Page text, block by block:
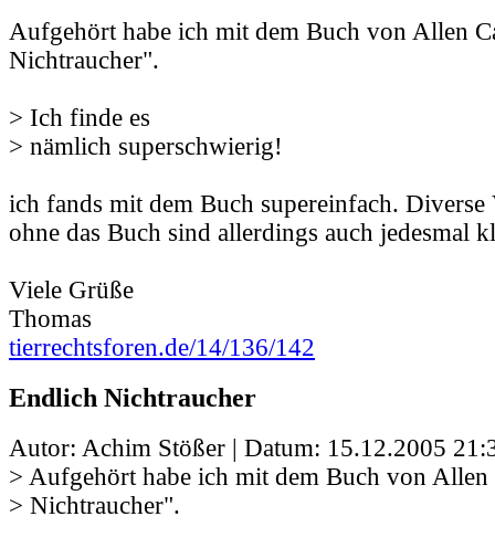
Aufgehört habe ich mit dem Buch von Allen
Nichtraucher".
> Ich finde es
> nämlich superschwierig!
ich fands mit dem Buch supereinfach. Diverse
ohne das Buch sind allerdings auch jedesmal
Viele Grüße
Thomas
tierrechtsforen.de/14/136/142
Endlich Nichtraucher
Autor: Achim Stößer | Datum: 15.12.2005
> Aufgehört habe ich mit dem Buch von
> Nichtraucher".